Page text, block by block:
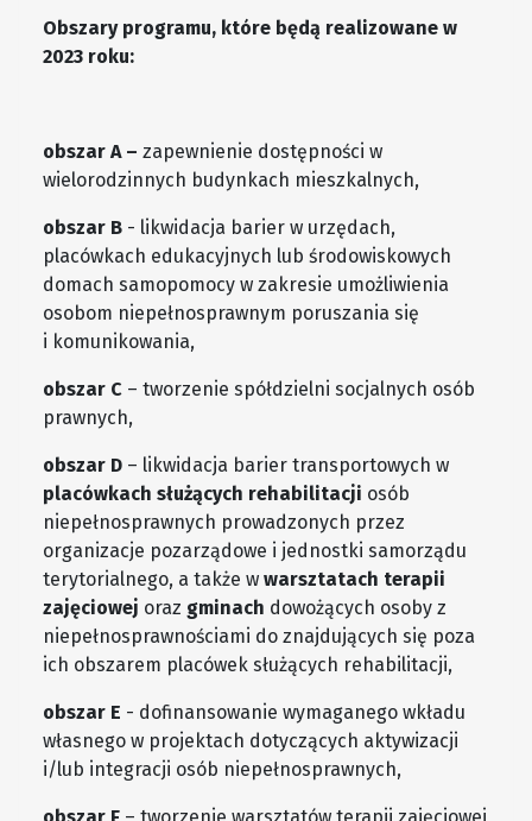
Obszary programu, które będą realizowane w
2023 roku:
obszar A – zapewnienie dostępności w
wielorodzinnych budynkach mieszkalnych,
obszar B - likwidacja barier w urzędach,
placówkach edukacyjnych lub środowiskowych
domach samopomocy w zakresie umożliwienia
osobom niepełnosprawnym poruszania się
i komunikowania,
obszar C – tworzenie spółdzielni socjalnych osób
prawnych,
obszar D – likwidacja barier transportowych w
placówkach służących rehabilitacji osób
niepełnosprawnych prowadzonych przez
organizacje pozarządowe i jednostki samorządu
terytorialnego, a także w warsztatach terapii
zajęciowej oraz gminach dowożących osoby z
niepełnosprawnościami do znajdujących się poza
ich obszarem placówek służących rehabilitacji,
obszar E - dofinansowanie wymaganego wkładu
własnego w projektach dotyczących aktywizacji
i/lub integracji osób niepełnosprawnych,